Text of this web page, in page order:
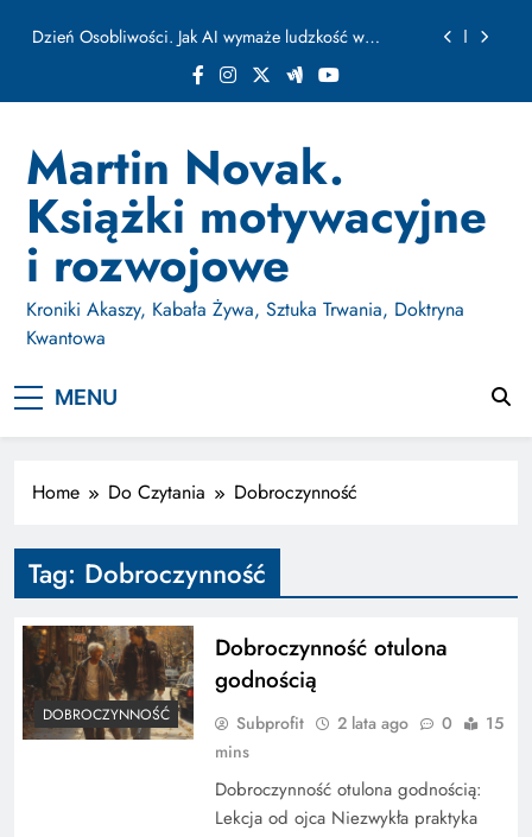
Jak Budować Myślokształty Powodzenia
Jak Projektować i Aktywować Myślokształty dla
Osiągania Celów w Codziennym Życiu
Dzień Osobliwości. Jak AI wymaże ludzkość w
ułamku sekundy
Jak Budować Myślokształty Powodzenia
Jak Projektować i Aktywować Myślokształty dla
Osiągania Celów w Codziennym Życiu
Martin Novak.
Książki motywacyjne
i rozwojowe
Kroniki Akaszy, Kabała Żywa, Sztuka Trwania, Doktryna
Kwantowa
MENU
Home Do Czytania Dobroczynność
Tag: Dobroczynność
DOBROCZYNNOŚĆ
Dobroczynność otulona
godnością
Subprofit 2 lata ago 0
15
mins
Dobroczynność otulona godnością:
Lekcja od ojca Niezwykła praktyka